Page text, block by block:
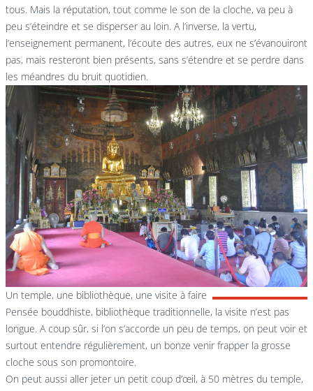
tous. Mais la réputation, tout comme le son de la cloche, va peu à
peu s’éteindre et se disperser au loin. A l’inverse, la vertu,
l’enseignement permanent, l’écoute des autres, eux ne s’évanouiront
pas, mais resteront bien présents, sans s’étendre et se perdre dans
les méandres du bruit quotidien.
Un temple, une bibliothèque, une visite à faire
Pensée bouddhiste, bibliothèque traditionnelle, la visite n’est pas
longue. A coup sûr, si l’on s’accorde un peu de temps, on peut voir et
surtout entendre régulièrement, un bonze venir frapper la grosse
cloche sous son promontoire.
On peut aussi aller jeter un petit coup d’œil, à 50 mètres du temple,